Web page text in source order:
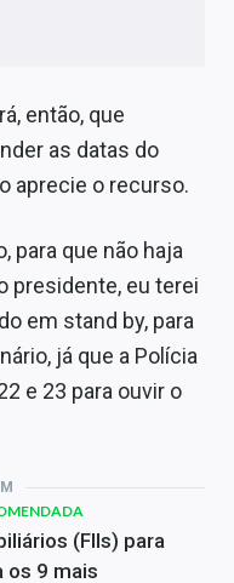
então, que
as datas do
aprecie o recurso.
para que não haja
presidente, eu terei
em stand by, para
já que a Polícia
e 23 para ouvir o
(FIIs) para
os 9 mais